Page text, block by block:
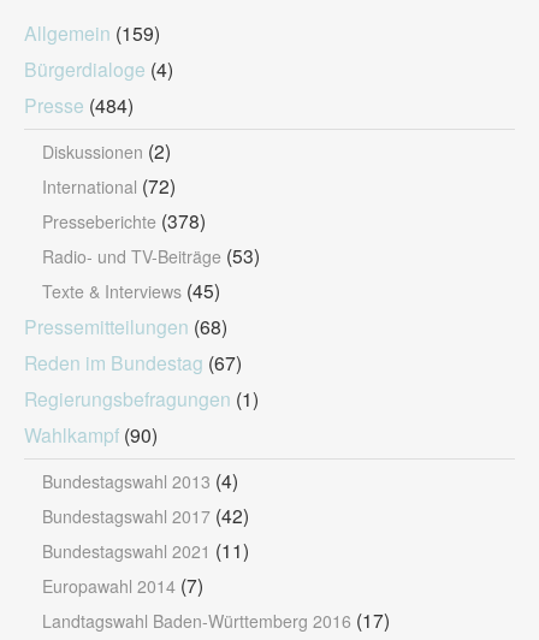
Allgemein (159)
Bürgerdialoge (4)
Presse (484)
Diskussionen (2)
International (72)
Presseberichte (378)
Radio- und TV-Beiträge (53)
Texte & Interviews (45)
Pressemitteilungen (68)
Reden im Bundestag (67)
Regierungsbefragungen (1)
Wahlkampf (90)
Bundestagswahl 2013 (4)
Bundestagswahl 2017 (42)
Bundestagswahl 2021 (11)
Europawahl 2014 (7)
Landtagswahl Baden-Württemberg 2016 (17)